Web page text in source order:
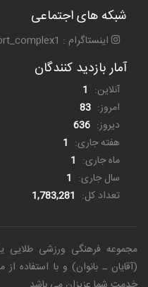
شبکه های اجتماعی
اینستاگرام : Golden_sport_complex1
آمار بازدید کنندگان
آنلاین: 1
امروز: 83
دیروز: 636
هفته جاری: 1
ماه جاری: 1
سال جاری: 1
تعداد کل: 1,783,281
مجموعه فرهنگی ورزشی طلایی
(آقایان ـ بانوان) و با استفاده